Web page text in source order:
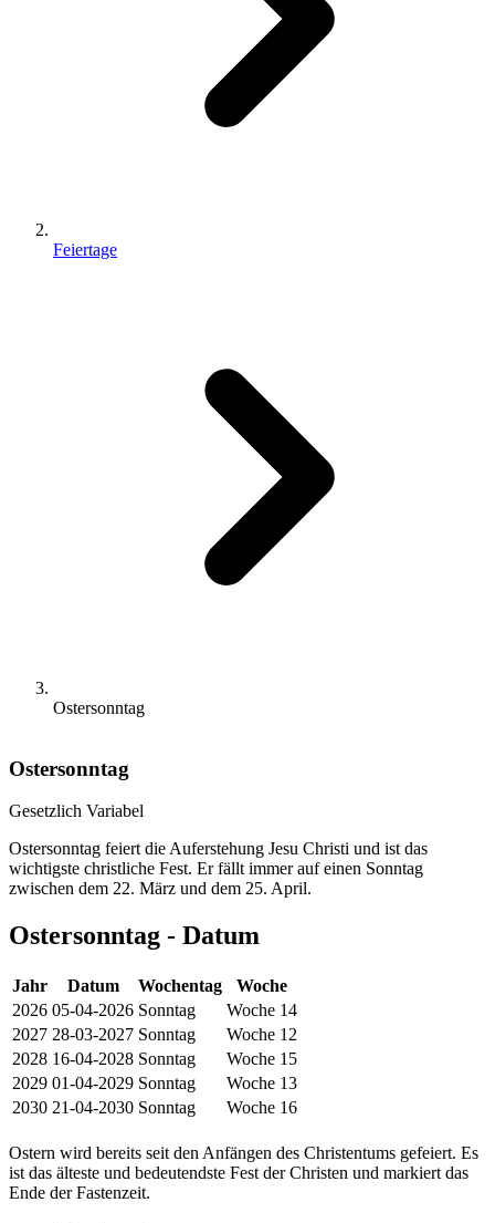
Feiertage
Ostersonntag
Ostersonntag
Gesetzlich Variabel
Ostersonntag feiert die Auferstehung Jesu Christi und ist das
wichtigste christliche Fest. Er fällt immer auf einen Sonntag
zwischen dem 22. März und dem 25. April.
Ostersonntag - Datum
Jahr Datum Wochentag
Woche
2026 05-04-2026 Sonntag
Woche 14
2027 28-03-2027 Sonntag
Woche 12
2028 16-04-2028 Sonntag
Woche 15
2029 01-04-2029 Sonntag
Woche 13
2030 21-04-2030 Sonntag Woche 16
Ostern wird bereits seit den Anfängen des Christentums gefeiert. Es
ist das älteste und bedeutendste Fest der Christen und markiert das
Ende der Fastenzeit.